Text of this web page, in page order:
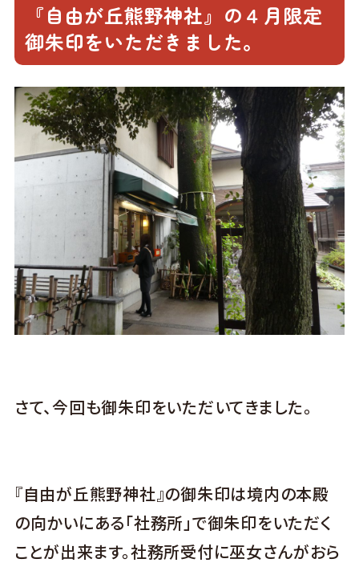
『自由が丘熊野神社』の４月限定
御朱印をいただきました。
さて、今回も御朱印をいただいてきました。
『自由が丘熊野神社』の御朱印は境内の本殿
の向かいにある「社務所」で御朱印をいただく
ことが出来ます。社務所受付に巫女さんがおら